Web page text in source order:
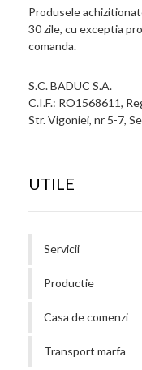
Produsele
30 zile, cu exceptia
comanda.
S.C. BADUC S.A.
C.I.F.: RO1568611,
Str. Vigoniei, nr 5-7,
UTILE
Servicii
Productie
Casa de comenzi
Transport marfa